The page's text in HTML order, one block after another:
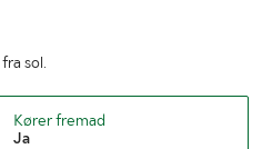
sol.
Kører fremad
Ja